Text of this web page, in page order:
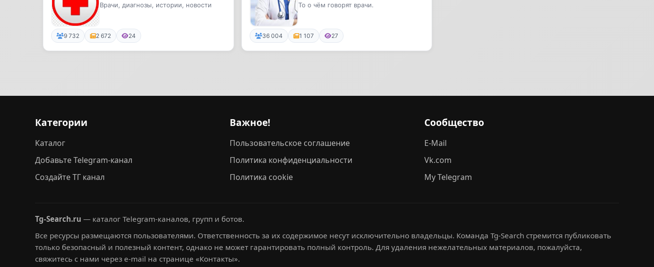
Врачи, диагнозы, истории, новости
9 732 2 672 24
То о чём говорят врачи.
36 004 1 107 27
Категории
Каталог
Добавьте Telegram-канал
Создайте ТГ канал
Важное!
Пользовательское соглашение
Политика конфиденциальности
Политика cookie
Сообщество
E-Mail
Vk.com
My Telegram
Tg-Search.ru — каталог Telegram-каналов, групп и ботов.
Все ресурсы размещаются пользователями. Ответственность за их содержимое несут исключительно владельцы. Команда Tg-Search стремится публиковать
только безопасный и полезный контент, однако не может гарантировать полный контроль. Для удаления нежелательных материалов, пожалуйста,
свяжитесь с нами через e-mail на странице «Контакты».